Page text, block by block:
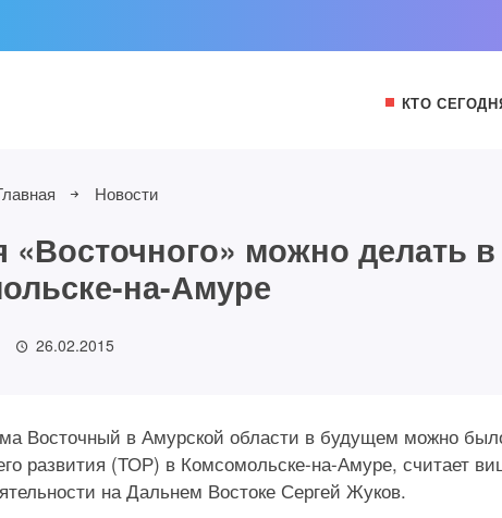
КТО
Новости
можно делать в
на-Амуре
26.02.2015
Восточный в Амурской области в будущем можно
развития (ТОР) в Комсомольске-на-Амуре, считает
на Дальнем Востоке Сергей Жуков.